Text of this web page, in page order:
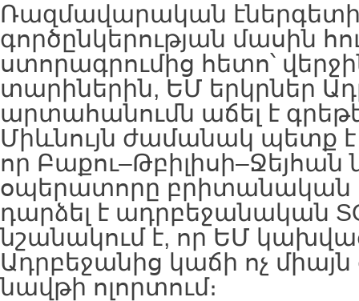
Ռազմավարական
գործընկերության մասին
ստորագրումից հետո՝
տարիներին, ԵՄ երկրներ
արտահանումն աճել է
Միևնույն ժամանակ պետք է
որ
օպերատորը բրիտանական
դարձել է ադրբեջանական
նշանակում է, որ ԵՄ
Ադրբեջանից կաճի ոչ
նավթի ոլորտում։